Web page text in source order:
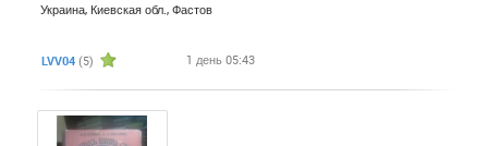
Украина, Киевская обл., Фастов
LVV04 (5) 1 день 05:43